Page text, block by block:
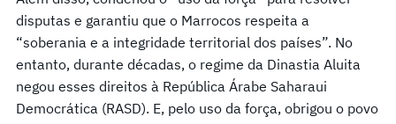
disputas e garantiu que o Marrocos respeita a
“soberania e a integridade territorial dos países”. No
entanto, durante décadas, o regime da Dinastia Aluita
negou esses direitos à República Árabe Saharaui
Democrática (RASD). E, pelo uso da força, obrigou o povo